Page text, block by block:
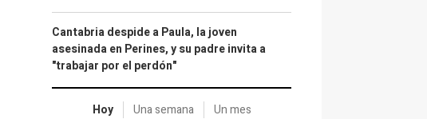
Cantabria despide a Paula, la joven
asesinada en Perines, y su padre invita a
"trabajar por el perdón"
Hoy Una semana Un mes